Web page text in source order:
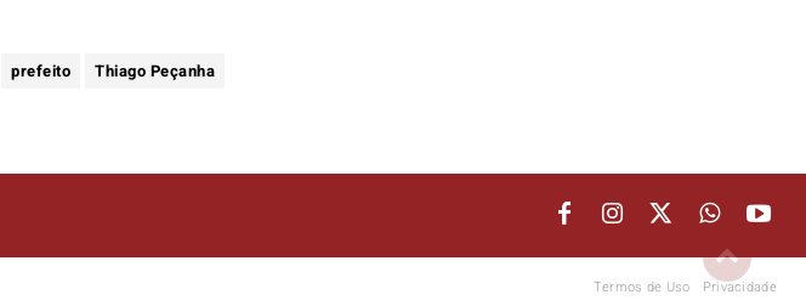
prefeito Thiago Peçanha
Termos de Uso Privacidade